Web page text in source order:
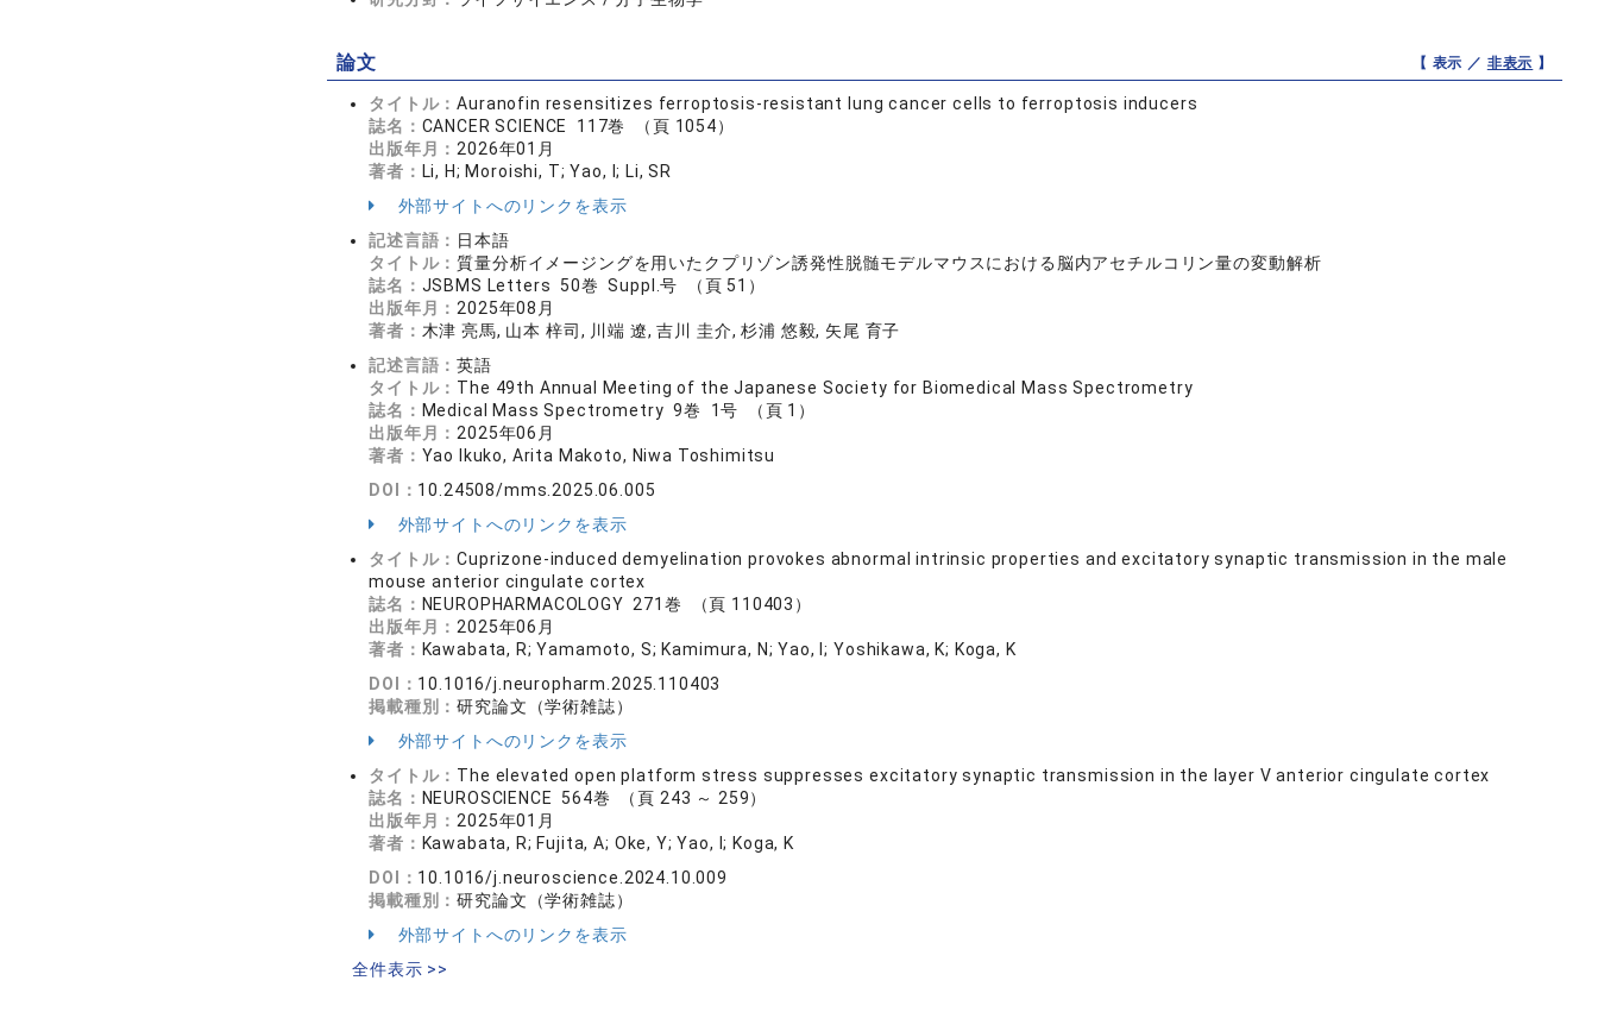
論文 【 表示 ／ 非表示 】
タイトル：Auranofin resensitizes ferroptosis-resistant lung cancer cells to ferroptosis inducers
誌名： CANCER SCIENCE 117巻 （頁 1054）
出版年月： 2026年01月
著者： Li, H; Moroishi, T; Yao, I; Li, SR
外部サイトへのリンクを表示
記述言語： 日本語
タイトル：質量分析イメージングを用いたクプリゾン誘発性脱髄モデルマウスにおける脳内アセチルコリン量の変動解析
誌名： JSBMS Letters 50巻 Suppl.号 （頁 51）
出版年月： 2025年08月
著者： 木津 亮馬, 山本 梓司, 川端 遼, 吉川 圭介, 杉浦 悠毅, 矢尾 育子
記述言語：英語
タイトル： The 49th Annual Meeting of the Japanese Society for Biomedical Mass Spectrometry
誌名： Medical Mass Spectrometry 9巻 1号 （頁 1）
出版年月： 2025年06月
著者： Yao Ikuko, Arita Makoto, Niwa Toshimitsu
DOI： 10.24508/mms.2025.06.005
外部サイトへのリンクを表示
タイトル：Cuprizone-induced demyelination provokes abnormal intrinsic properties and excitatory synaptic transmission in the male
mouse anterior cingulate cortex
誌名： NEUROPHARMACOLOGY 271巻 （頁 110403）
出版年月： 2025年06月
著者： Kawabata, R; Yamamoto, S; Kamimura, N; Yao, I; Yoshikawa, K; Koga, K
DOI： 10.1016/j.neuropharm.2025.110403
掲載種別：研究論文（学術雑誌）
外部サイトへのリンクを表示
タイトル： The elevated open platform stress suppresses excitatory synaptic transmission in the layer V anterior cingulate cortex
誌名： NEUROSCIENCE 564巻 （頁 243 ～ 259）
出版年月： 2025年01月
著者： Kawabata, R; Fujita, A; Oke, Y; Yao, I; Koga, K
DOI： 10.1016/j.neuroscience.2024.10.009
掲載種別：研究論文（学術雑誌）
外部サイトへのリンクを表示
全件表示 >>